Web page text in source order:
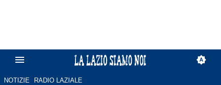
NOTIZIE RADIO LAZIALE